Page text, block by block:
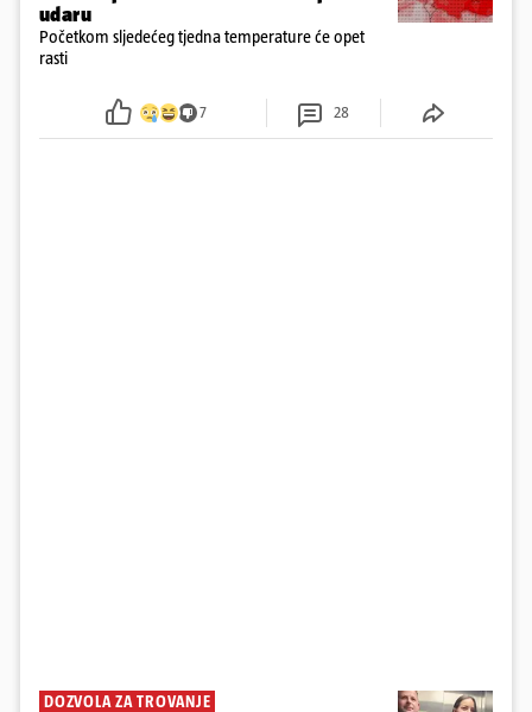
udaru
Početkom sljedećeg tjedna temperature će opet
rasti
7 28
DOZVOLA ZA TROVANJE